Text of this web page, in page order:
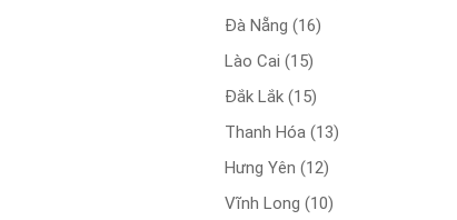
Đà Nẵng (16)
Lào Cai (15)
Đắk Lắk (15)
Thanh Hóa (13)
Hưng Yên (12)
Vĩnh Long (10)